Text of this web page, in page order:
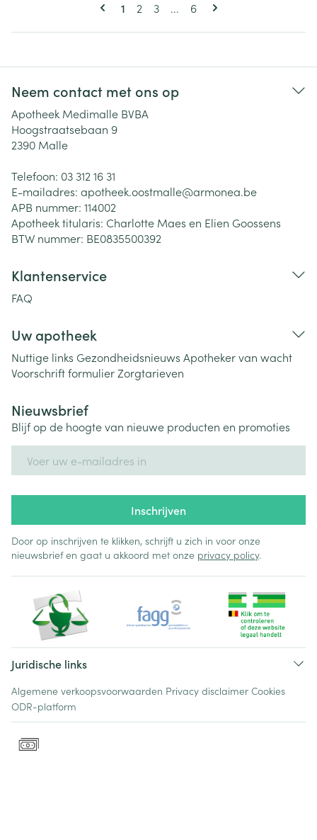
U lees momenteel pagina
1 Pagina
2 Pagina
3 ... Pagina
6
Neem contact met ons op
Apotheek Medimalle BVBA
Hoogstraatsebaan 9
2390 Malle
Telefoon: 03 312 16 31
E-mailadres: apotheek.oostmalle@armonea.be
APB nummer: 114002
Apotheek titularis: Charlotte Maes en Elien Goossens
BTW nummer: BE0835500392
Klantenservice
FAQ
Uw apotheek
Nuttige links Gezondheidsnieuws Apotheker van wacht
Voorschrift formulierZorgtarieven
Nieuwsbrief
Blijf op de hoogte van nieuwe producten en promoties
Inschrijven
Door op inschrijven te klikken, schrijft u zich in voor onze
nieuwsbrief en gaat u akkoord met onze privacy policy.
Juridische links
Algemene verkoopsvoorwaarden Privacy disclaimer Cookies
ODR-platform